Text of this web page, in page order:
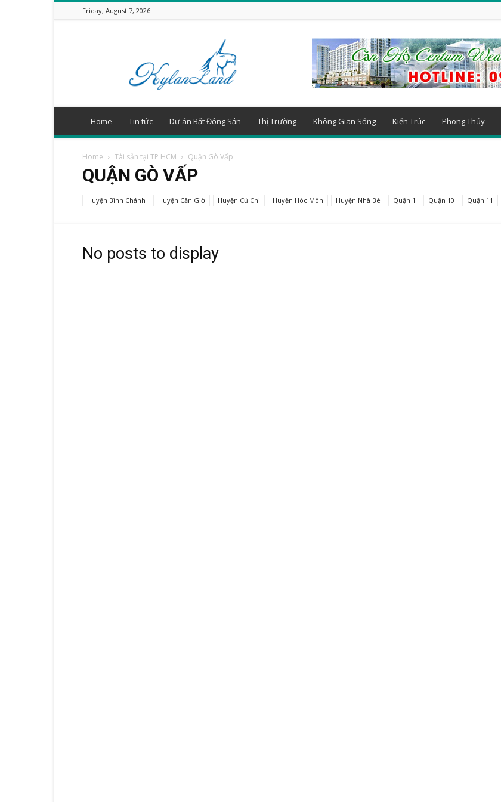
Friday, August 7, 2026
KyLanLand.Net
tức
Động
Sản
Home Tin tức Dự án Bất Động Sản Thị Trường Không Gian Sống Kiến Trúc Phong Thủy
Home Tài sản tại TP HCM Quận Gò Vấp
QUẬN GÒ VẤP
Huyện Bình Chánh Huyện Cần Giờ Huyện Củ Chi Huyện Hóc Môn Huyện Nhà Bè Quận 1 Quận 10 Quận 11
No posts to display